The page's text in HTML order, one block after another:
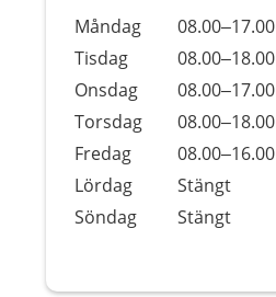
Dag
Öppettider
Kommentarer
Måndag
08.00–17.00
Tisdag
08.00–18.00
Onsdag
08.00–17.00
Torsdag
08.00–18.00
Fredag
08.00–16.00
Lördag
Stängt
Söndag
Stängt